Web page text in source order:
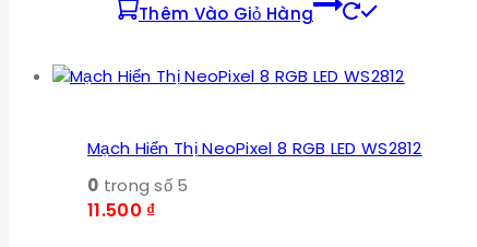
Thêm Vào Giỏ Hàng
Mạch Hiển Thị NeoPixel 8 RGB LED WS2812
0 trong số 5
11.500 ₫